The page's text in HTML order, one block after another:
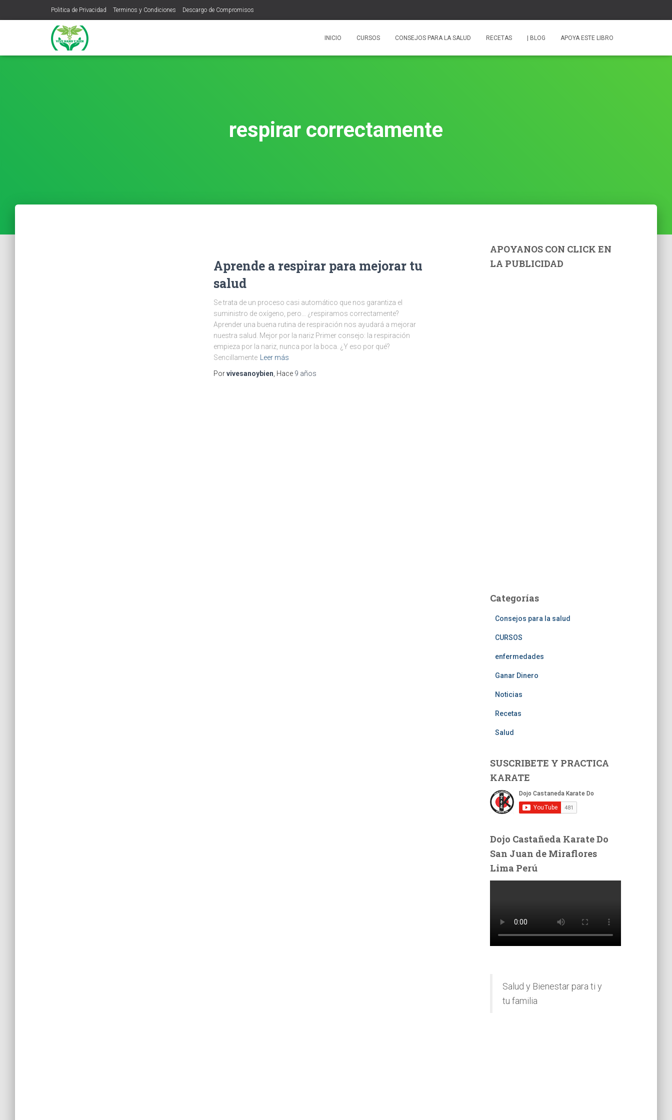
Politica de Privacidad Terminos y Condiciones Descargo de Compromisos
INICIO CURSOS CONSEJOS PARA LA SALUD RECETAS | BLOG APOYA ESTE LIBRO
respirar correctamente
Aprende a respirar para mejorar tu
salud
Se trata de un proceso casi automático que nos garantiza el
suministro de oxígeno, pero… ¿respiramos correctamente?
Aprender una buena rutina de respiración nos ayudará a mejorar
nuestra salud. Mejor por la nariz Primer consejo: la respiración
empieza por la nariz, nunca por la boca. ¿Y eso por qué?
Sencillamente
Leer más
Porvivesanoybien , Hace 9 años
APOYANOS CON CLICK EN
LA PUBLICIDAD
Categorías
Consejos para la salud
CURSOS
enfermedades
Ganar Dinero
Noticias
Recetas
Salud
SUSCRIBETE Y PRACTICA
KARATE
Dojo Castañeda Karate Do
San Juan de Miraflores
Lima Perú
Salud y Bienestar para ti y
tu familia